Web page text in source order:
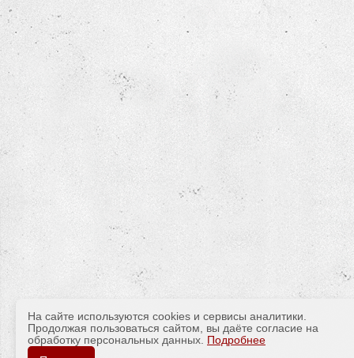
На сайте используются cookies и сервисы аналитики.
Продолжая пользоваться сайтом, вы даёте согласие на
обработку персональных данных. Подробнее